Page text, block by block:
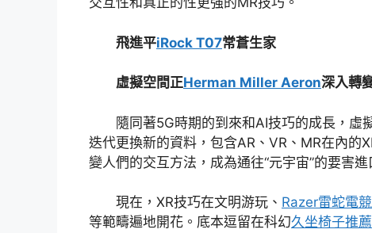
飛進平iRock T07常蒼生家
虛擬空間正Herman Miller Aeron深入轉
隨同著5G時期的到來和AI技巧的成長，虛
迭代更換新的資料，包含AR、VR、MR在內的
變人們的交互方法，成為通往“元宇宙”的要害進
現在，XR技巧在文明游玩、 Razer雷蛇電
等範疇遍地開花。底本逗留在科幻久坐椅子推薦